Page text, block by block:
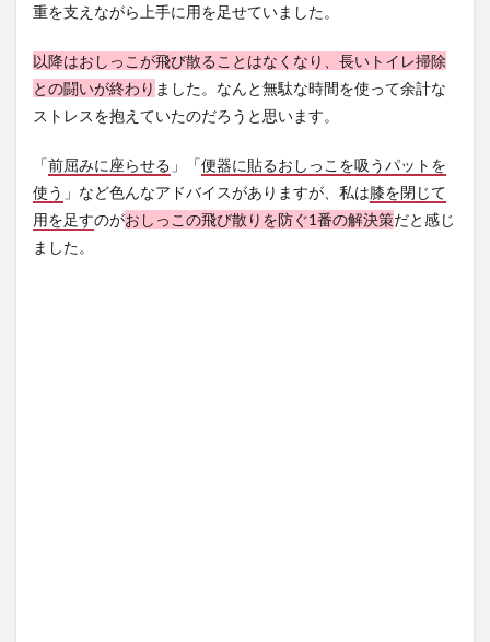
重を支えながら上手に用を足せていました。
以降はおしっこが飛び散ることはなくなり、長いトイレ掃除
との闘いが終わり ました。なんと無駄な時間を使って余計な
ストレスを抱えていたのだろうと思います。
「前屈みに座らせる 」「便器に貼るおしっこを吸うパットを
使う 」など色んなアドバイスがありますが、私は膝を閉じて
用を足すのがおしっこの飛び散りを防ぐ1番の解決策だと感じ
ました。